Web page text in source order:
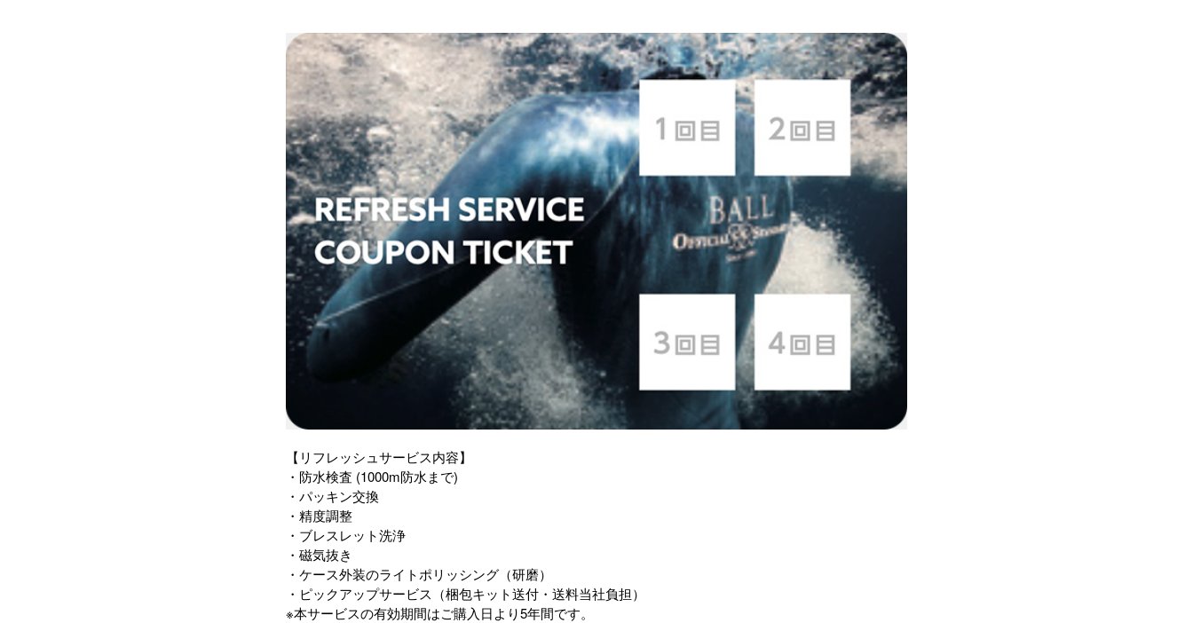
【リフレッシュサービス内容】
・防水検査 (1000m防水まで)
・パッキン交換
・精度調整
・ブレスレット洗浄
・磁気抜き
・ケース外装のライトポリッシング（研磨）
・ピックアップサービス（梱包キット送付・送料当社負担）
※本サービスの有効期間はご購入日より5年間です。